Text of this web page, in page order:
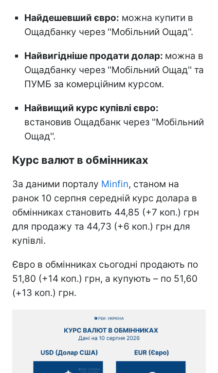
Найдешевший євро: можна купити в
Ощадбанку через ''Мобільний Ощад''.
Найвигідніше продати долар: можна в
Ощадбанку через ''Мобільний Ощад'' та
ПУМБ за комерційним курсом.
Найвищий курс купівлі євро:
встановив Ощадбанк через ''Мобільний
Ощад''.
Курс валют в обмінниках
За даними порталу Minfin, станом на
ранок 10 серпня середній курс долара в
обмінниках становить 44,85 (+7 коп.) грн
для продажу та 44,73 (+6 коп.) грн для
купівлі.
Євро в обмінниках сьогодні продають по
51,80 (+14 коп.) грн, а купують – по 51,60
(+13 коп.) грн.